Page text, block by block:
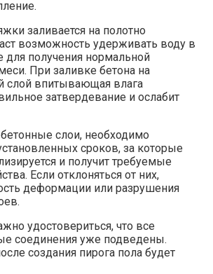
заливается на полотно
возможность удерживать воду в
для получения нормальной
При заливке бетона на
слой впитывающая влага
затвердевание и ослабит
бетонные слои, необходимо
сроков, за которые
и получит требуемые
Если отклоняться от них,
деформации или разрушения
удостовериться, что все
соединения уже подведены.
создания пирога пола будет